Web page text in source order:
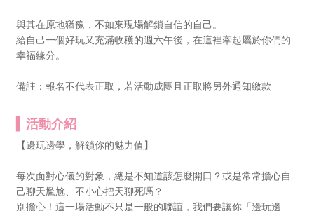
與其在原地猶豫，不如來現場解鎖自信的自己。
給自己一個好玩又充滿收穫的週六午後，在這裡牽起屬於你們的
幸福緣分。
備註：報名不代表正取，若活動成團且正取將另外通知繳款
活動介紹
【邊玩邊學，解鎖你的魅力值】
每次面對心儀的對象，總是不知道該怎麼開口？或是常常擔心自
己聊天尷尬、不小心把天聊死嗎？
別擔心！這一場活動不只是一般的聯誼，我們要讓你「邊玩邊